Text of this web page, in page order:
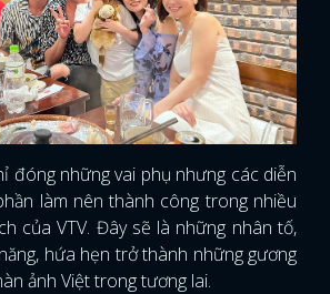
đóng những vai phụ nhưng các diễn
làm nên thành công trong nhiều
của VTV. Đây sẽ là những nhân tố,
hứa hẹn trở thành những gương
ảnh Việt trong tương lai.